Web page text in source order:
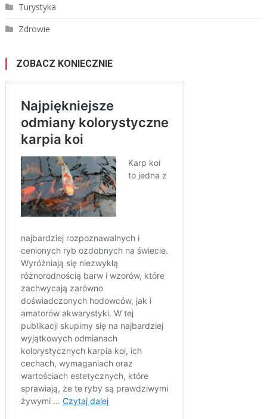
Turystyka
Zdrowie
ZOBACZ KONIECZNIE